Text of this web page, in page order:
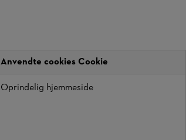
Anvendte cookies Cookie
Oprindelig hjemmeside